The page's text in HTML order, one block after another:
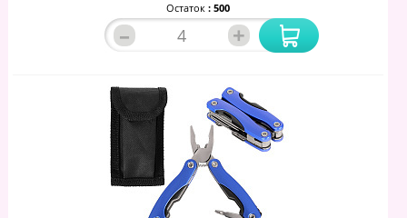
Остаток : 500
– +